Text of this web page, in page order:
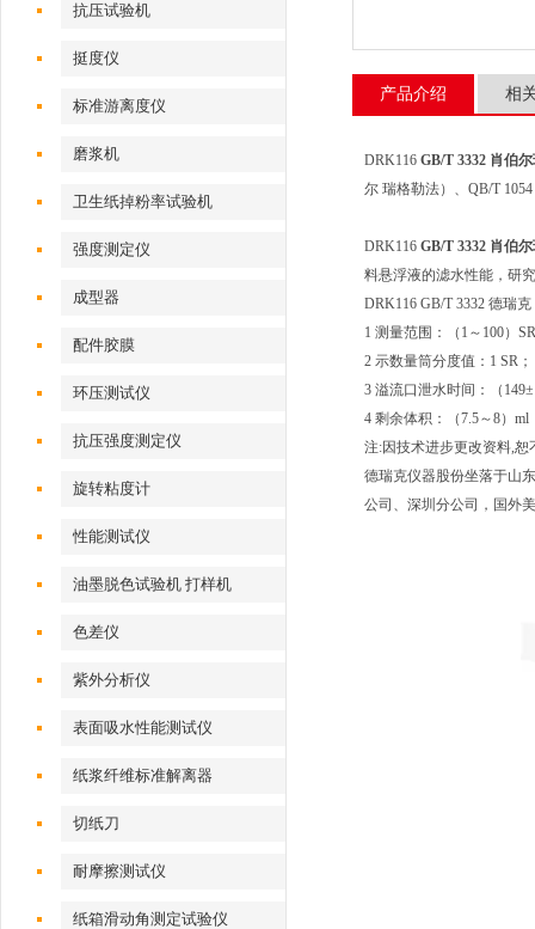
抗压试验机
挺度仪
标准游离度仪
磨浆机
卫生纸掉粉率试验机
强度测定仪
成型器
配件胶膜
环压测试仪
抗压强度测定仪
旋转粘度计
性能测试仪
油墨脱色试验机 打样机
色差仪
紫外分析仪
表面吸水性能测试仪
纸浆纤维标准解离器
切纸刀
耐摩擦测试仪
纸箱滑动角测定试验仪
产品介绍 相
DRK116 GB/T 3332 肖伯
尔 瑞格勒法）、QB/T
DRK116 GB/T 3332 肖伯
料悬浮液的滤水性能，研
DRK116 GB/T 3332 德瑞
1 测量范围：（1～100）
2 示数量筒分度值：1 SR；
3 溢流口泄水时间：（
4 剩余体积：（7.5～8）ml
注:因技术进步更改资料,
德瑞克仪器股份坐落于山
公司、深圳分公司，国外